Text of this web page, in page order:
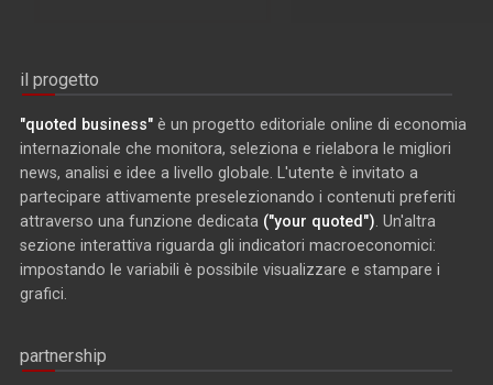
il progetto
"quoted business" è un progetto editoriale online di economia
internazionale che monitora, seleziona e rielabora le migliori
news, analisi e idee a livello globale. L'utente è invitato a
partecipare attivamente preselezionando i contenuti preferiti
attraverso una funzione dedicata ("your quoted") . Un'altra
sezione interattiva riguarda gli indicatori macroeconomici:
impostando le variabili è possibile visualizzare e stampare i
grafici.
partnership